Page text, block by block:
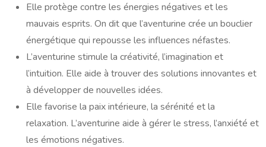
Elle protège contre les énergies négatives et les
mauvais esprits. On dit que l’aventurine crée un bouclier
énergétique qui repousse les influences néfastes.
L’aventurine stimule la créativité, l’imagination et
l’intuition. Elle aide à trouver des solutions innovantes et
à développer de nouvelles idées.
Elle favorise la paix intérieure, la sérénité et la
relaxation. L’aventurine aide à gérer le stress, l’anxiété et
les émotions négatives.